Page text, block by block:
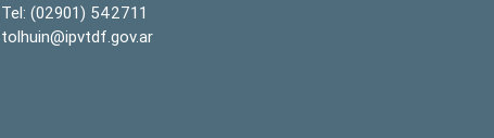
Tel: (02901) 542711
tolhuin@ipvtdf.gov.ar